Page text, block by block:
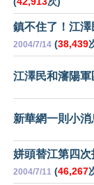
鎮不住了！江
2004/7/14 (38,439
江澤民和瀋陽
新華網一則小
姘頭替江第四
2004/7/11 (46,267